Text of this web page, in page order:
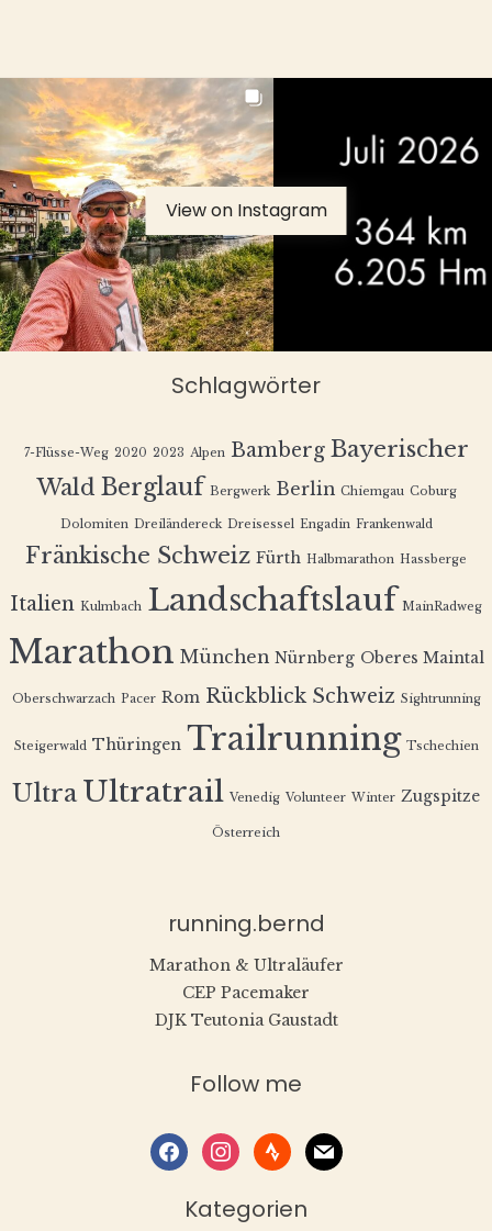
View on Instagram
Schlagwörter
7-Flüsse-Weg 2020 2023 Alpen Bamberg Bayerischer
Wald Berglauf Bergwerk Berlin Chiemgau Coburg
Dolomiten Dreiländereck Dreisessel Engadin Frankenwald
Fränkische Schweiz Fürth Halbmarathon Hassberge
Italien Kulmbach Landschaftslauf MainRadweg
Marathon München Nürnberg Oberes Maintal
Oberschwarzach Pacer Rom Rückblick Schweiz Sightrunning
Steigerwald Thüringen Trailrunning Tschechien
Ultra Ultratrail Venedig Volunteer Winter Zugspitze
Österreich
running.bernd
Marathon & Ultraläufer
CEP Pacemaker
DJK Teutonia Gaustadt
Follow me
facebookinstagram
stravamail
Kategorien